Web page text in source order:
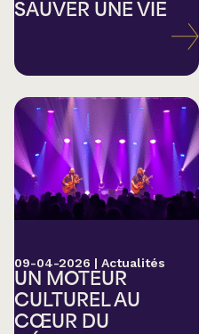
SAUVER UNE VIE
09-04-2026 | Actualités
UN MOTEUR
CULTUREL AU
CŒUR DU